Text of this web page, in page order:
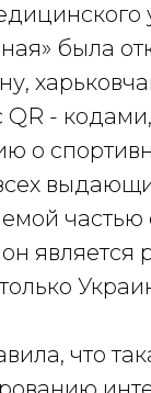
была
QR -
о
является
что